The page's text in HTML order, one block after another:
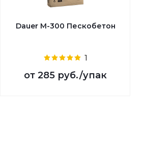
Dauer М-300 Пескобетон
1
от 285 руб./упак